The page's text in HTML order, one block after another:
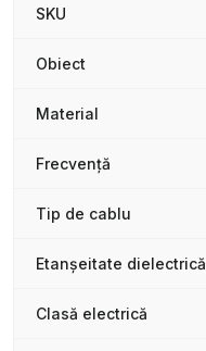
SKU
Obiect
Material
Frecvență
Tip de cablu
Etanșeitate dielectrică
Clasă electrică